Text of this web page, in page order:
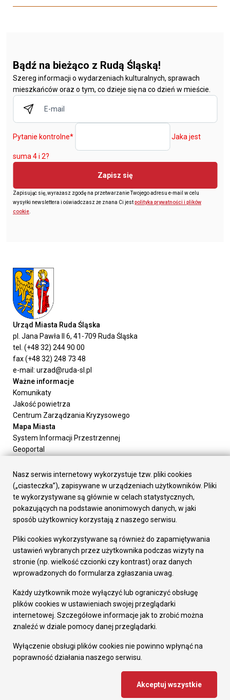
Bądź na bieżąco z Rudą Śląską!
Szereg informacji o wydarzeniach kulturalnych, sprawach
mieszkańców oraz o tym, co dzieje się na co dzień w mieście.
Pytanie kontrolne* Jaka jest
suma 4 i 2?
Zapisz się
Zapisując się, wyrażasz zgodę na przetwarzanie Twojego adresu e-mail w celu
wysyłki newslettera i oświadczasz że znana Ci jestpolityka prywatności i plików
cookie
Urząd Miasta Ruda Śląska
pl. Jana Pawła II 6, 41-709 Ruda Śląska
tel. (+48 32) 244 90 00
fax (+48 32) 248 73 48
e-mail: urzad@ruda-sl.pl
Ważne informacje
Komunikaty
Jakość powietrza
Centrum Zarządzania Kryzysowego
Mapa Miasta
System Informacji Przestrzennej
Geoportal
Załatw sprawę
Prezydent Miasta
Rada Miasta
Wydziały
Elektroniczna Skrzynka Podawcza
Gospodarka
Fundusze europejskie
Środki krajowe
Oferty inwestycyjne
Pozostałe
Deklaracja dostępności
Dane osobowe
Dodaj opinię o witrynie
Nasz serwis internetowy wykorzystuje tzw. pliki cookies
(„ciasteczka”), zapisywane w urządzeniach użytkowników. Pliki
te wykorzystywane są głównie w celach statystycznych,
pokazujących na podstawie anonimowych danych, w jaki
sposób użytkownicy korzystają z naszego serwisu.
Pliki cookies wykorzystywane są również do zapamiętywania
ustawień wybranych przez użytkownika podczas wizyty na
stronie (np. wielkość czcionki czy kontrast) oraz danych
wprowadzonych do formularza zgłaszania uwag.
Każdy użytkownik może wyłączyć lub ograniczyć obsługę
plików cookies w ustawieniach swojej przeglądarki
internetowej. Szczegółowe informacje jak to zrobić można
znaleźć w dziale pomocy danej przeglądarki.
Wyłączenie obsługi plików cookies nie powinno wpłynąć na
poprawność działania naszego serwisu.
Akceptuj wszystkie